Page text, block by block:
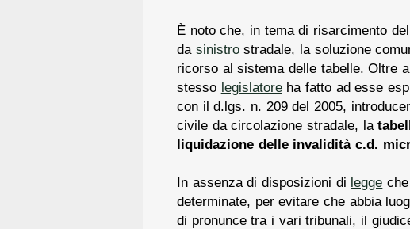
È noto che, in tema di risarcimento
da sinistrostradale, la soluzione
ricorso al sistema delle tabelle. Oltre
stesso legislatoreha fatto ad esse
con il d.lgs. n. 209 del 2005,
civile da circolazione stradale, la
liquidazione delle invalidità c.d.
In assenza di disposizioni di legge
determinate, per evitare che abbia
di pronunce tra i vari tribunali, il